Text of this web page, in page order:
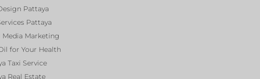
Pattaya
Pattaya
Media Marketing
for Your Health
Taxi Service
Real Estate